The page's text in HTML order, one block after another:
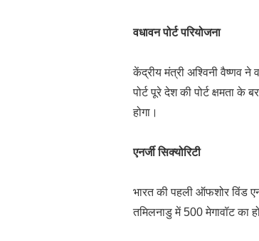
वधावन पोर्ट परियोजना
केंद्रीय मंत्री अश्विनी वैष्णव
पोर्ट पूरे देश की पोर्ट क्षमता
होगा।
एनर्जी सिक्योरिटी
भारत की पहली ऑफशोर विंड
तमिलनाडु में 500 मेगावॉट का